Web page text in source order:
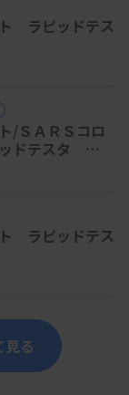
ラピッドテス
/ＳＡＲＳコロ
ドテスタ
ラピッドテス
る